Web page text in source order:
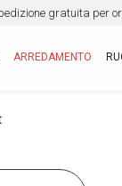
gratuita per
ARREDAMENTO